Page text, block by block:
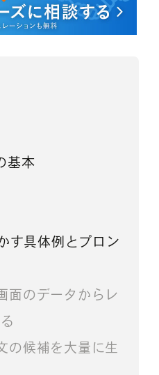
基本
す具体例とプロン
面のデータからレ
の候補を大量に生